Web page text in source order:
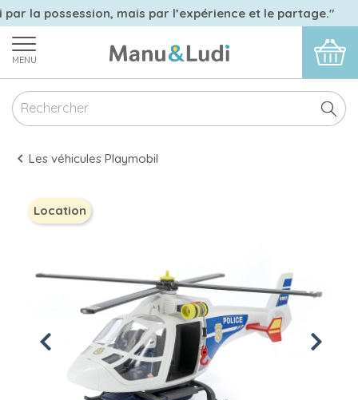
la possession, mais par l’expérience et le partage."
MENU
Les véhicules Playmobil
Location
Previous Next